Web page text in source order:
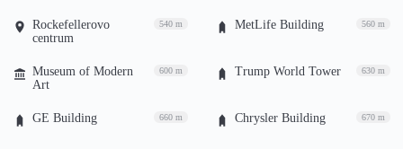
Rockefellerovo
centrum
540 m MetLife Building 560 m
Museum of Modern
Art
600 m Trump World Tower 630 m
GE Building 660 m Chrysler Building 670 m